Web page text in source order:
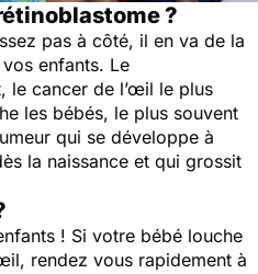
?
pas à côté, il en va de la
enfants. Le
le cancer de l’œil le plus
les bébés, le plus souvent
qui se développe à
la naissance et qui grossit
! Si votre bébé louche
rendez vous rapidement à